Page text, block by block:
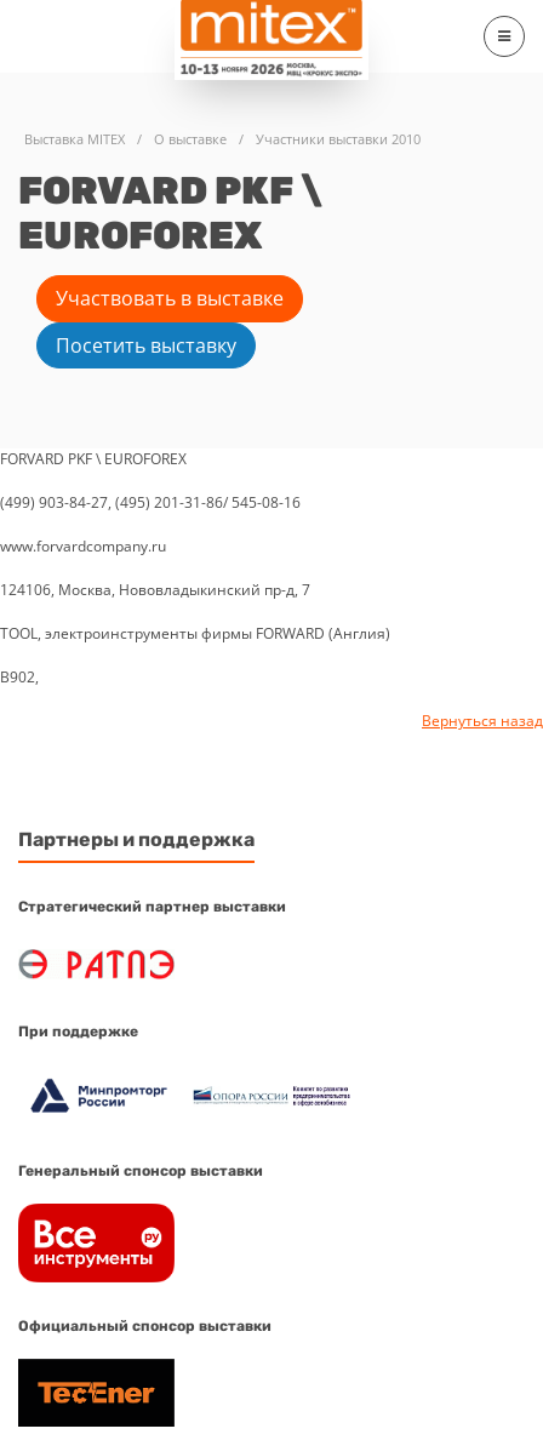
Выставка MITEX / О выставке / Участники выставки 2010
FORVARD PKF \
EUROFOREX
Участвовать в выставке
Посетить выставку
FORVARD PKF \ EUROFOREX
(499) 903-84-27, (495) 201-31-86/ 545-08-16
www.forvardcompany.ru
124106, Москва, Нововладыкинский пр-д, 7
TOOL, электроинструменты фирмы FORWARD (Англия)
B902,
Вернуться назад
Партнеры и поддержка
Стратегический партнер выставки
При поддержке
Генеральный спонсор выставки
Официальный спонсор выставки